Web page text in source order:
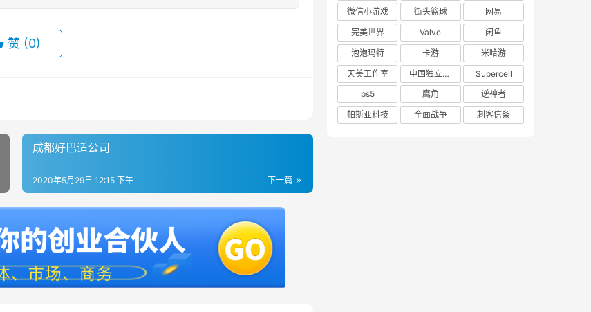
赞 (0)
成都好巴适公司
下一篇
2020年5月29日 12:15 下午
微信小游戏
街头篮球
网易
完美世界
Valve
闲鱼
泡泡玛特
卡游
米哈游
天美工作室
中国独立游戏联盟
Supercell
ps5
鹰角
逆神者
帕斯亚科技
全面战争 刺客信条